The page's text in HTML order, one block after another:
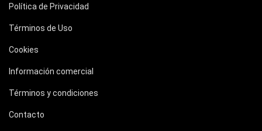
Política de Privacidad
Términos de Uso
Cookies
Información comercial
Términos y condiciones
Contacto